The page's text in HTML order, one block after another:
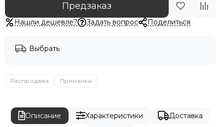
Предзаказ
Нашли дешевле? Задать вопрос Поделиться
Выбрать
Распродажа Приманки
Описание Характеристики
Доставка